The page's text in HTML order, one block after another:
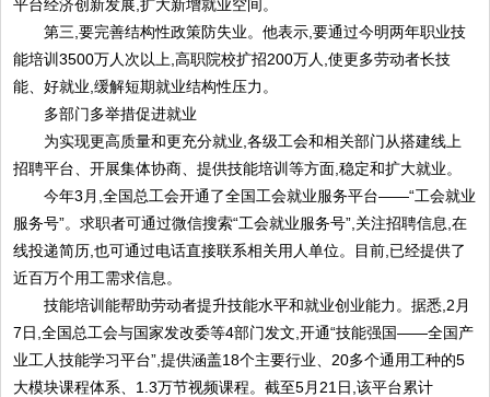
平台经济创新发展,扩大新增就业空间。
第三,要完善结构性政策防失业。他表示,要通过今明两年职业技
能培训3500万人次以上,高职院校扩招200万人,使更多劳动者长技
能、好就业,缓解短期就业结构性压力。
多部门多举措促进就业
为实现更高质量和更充分就业,各级工会和相关部门从搭建线上
招聘平台、开展集体协商、提供技能培训等方面,稳定和扩大就业。
今年3月,全国总工会开通了全国工会就业服务平台——“工会就业
服务号”。求职者可通过微信搜索“工会就业服务号”,关注招聘信息,在
线投递简历,也可通过电话直接联系相关用人单位。目前,已经提供了
近百万个用工需求信息。
技能培训能帮助劳动者提升技能水平和就业创业能力。据悉,2月
7日,全国总工会与国家发改委等4部门发文,开通“技能强国——全国产
业工人技能学习平台”,提供涵盖18个主要行业、20多个通用工种的5
大模块课程体系、1.3万节视频课程。截至5月21日,该平台累计